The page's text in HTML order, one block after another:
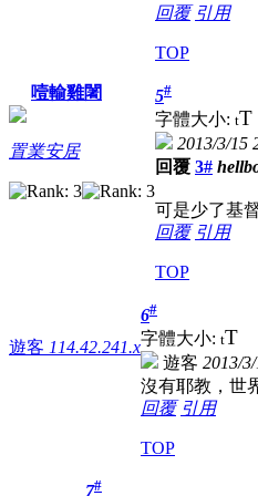
回覆 引用
TOP
噎輸雞闍
置業安居
5#
字體大小: tT
2013/3/15
回覆 3#
可是少了基
回覆 引用
TOP
遊客 114.42.241.x
6#
字體大小: tT
遊客 2013/
沒有耶教，世
回覆 引用
TOP
7#